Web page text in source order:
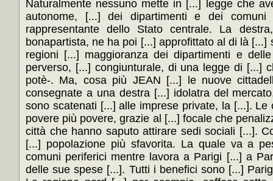
Naturalmente nessuno mette in [...] legge che
autonome, [...] dei dipartimenti e dei
rappresentante dello Stato centrale. La
bonapartista, ne ha poi [...] approfittato al di là [...]
regioni [...] maggioranza dei dipartimenti e
perverso, [...] congiunturale, di una legge di [...]
potè-. Ma, cosa più JEAN [...] le nuove
consegnate a una destra [...] idolatra del
sono scatenati [...] alle imprese private, la [...].
povere più povere, grazie al [...] focale che
città che hanno saputo attirare sedi sociali [...].
[...] popolazione più sfavorita. La quale va a
comuni periferici mentre lavora a Parigi [...] a
delle sue spese [...]. Tutti i benefici sono [...]